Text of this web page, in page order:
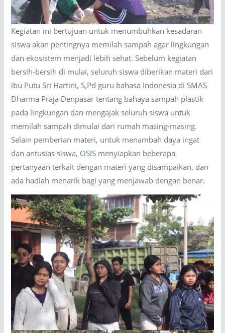
Kegiatan ini bertujuan untuk menumbuhkan kesadaran
siswa akan pentingnya memilah sampah agar lingkungan
dan ekosistem menjadi lebih sehat. Sebelum kegiatan
bersih-bersih di mulai, seluruh siswa diberikan materi dari
ibu Putu Sri Hartini, S,Pd guru bahasa Indonesia di SMAS
Dharma Praja Denpasar tentang bahaya sampah plastik
pada lingkungan dan mengajak seluruh siswa untuk
memilah sampah dimulai dari rumah masing-masing.
Selain pemberian materi, untuk menambah daya ingat
dan antusias siswa, OSIS menyiapkan beberapa
pertanyaan terkait dengan materi yang disampaikan, dan
ada hadiah menarik bagi yang menjawab dengan benar.